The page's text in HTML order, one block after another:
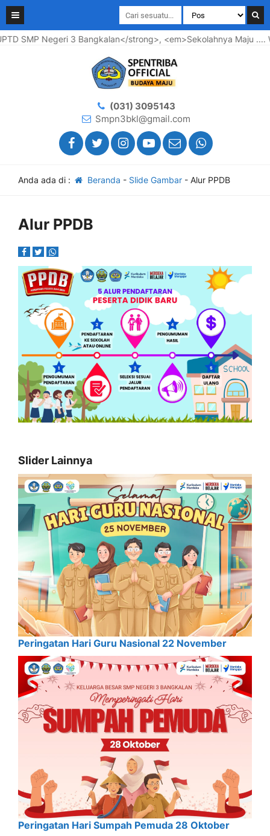
Negeri 3 Bangkalan</strong>, <em>Sekolahnya Maju ....
(031) 3095143
Smpn3bkl@gmail.com
Anda ada di : Beranda - Slide Gambar- Alur PPDB
Alur PPDB
Slider Lainnya
Peringatan Hari Guru Nasional 22 November
Peringatan Hari Sumpah Pemuda 28 Oktober